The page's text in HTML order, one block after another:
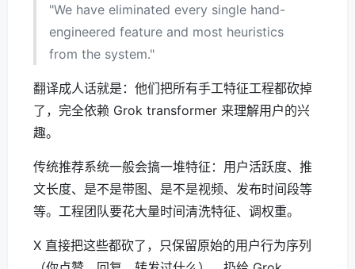
"We have eliminated every single hand-
engineered feature and most heuristics
from the system."
翻译成人话就是：他们把所有手工特征工程都砍掉
了，完全依赖 Grok transformer 来理解用户的兴
趣。
传统推荐系统一般会搞一堆特征：用户活跃度、推
文长度、是不是带图、是不是视频、发布时间段等
等。工程团队要花大量时间清洗特征、调权重。
X 直接把这些都砍了，只保留原始的用户行为序列